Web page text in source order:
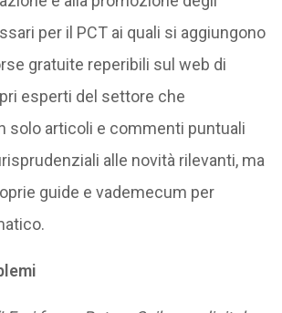
per il PCT ai quali si aggiungono
gratuite reperibili sul web di
esperti del settore che
solo articoli e commenti puntuali
alle novità rilevanti, ma
guide e vademecum per